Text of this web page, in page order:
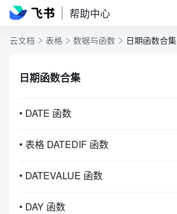
帮助中心
云文档 表格 数据与函数 日期函数合集
日期函数合集
• DATE 函数
• 表格 DATEDIF 函数
• DATEVALUE 函数
• DAY 函数